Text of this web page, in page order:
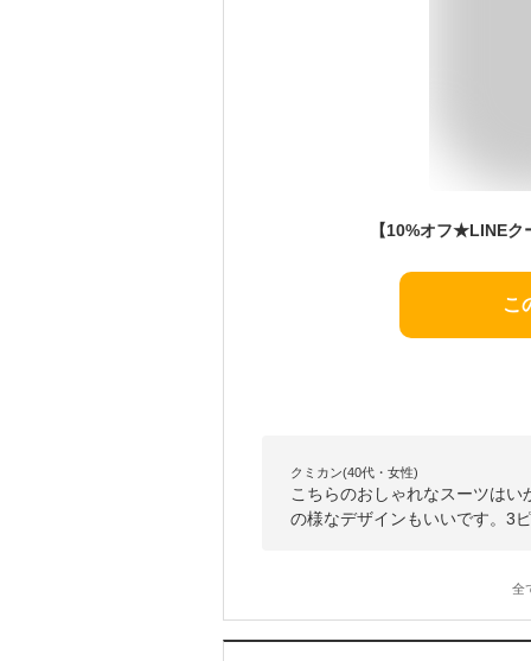
こ
クミカン(40代・女性)
こちらのおしゃれなスーツは
の様なデザインもいいです。3
全